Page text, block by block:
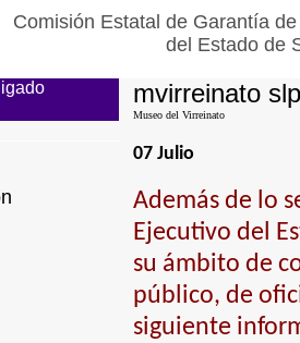
Comisión Estatal de Garantía
del Estado de
mvirreinato slp
Museo del Virreinato
07 Julio
Además de lo
Ejecutivo del
su ámbito de
público, de
siguiente